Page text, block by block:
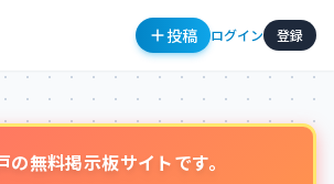
投稿 ログイン 登録
の無料掲示板サイトです。